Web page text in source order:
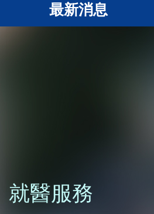
最新消息
就醫服務